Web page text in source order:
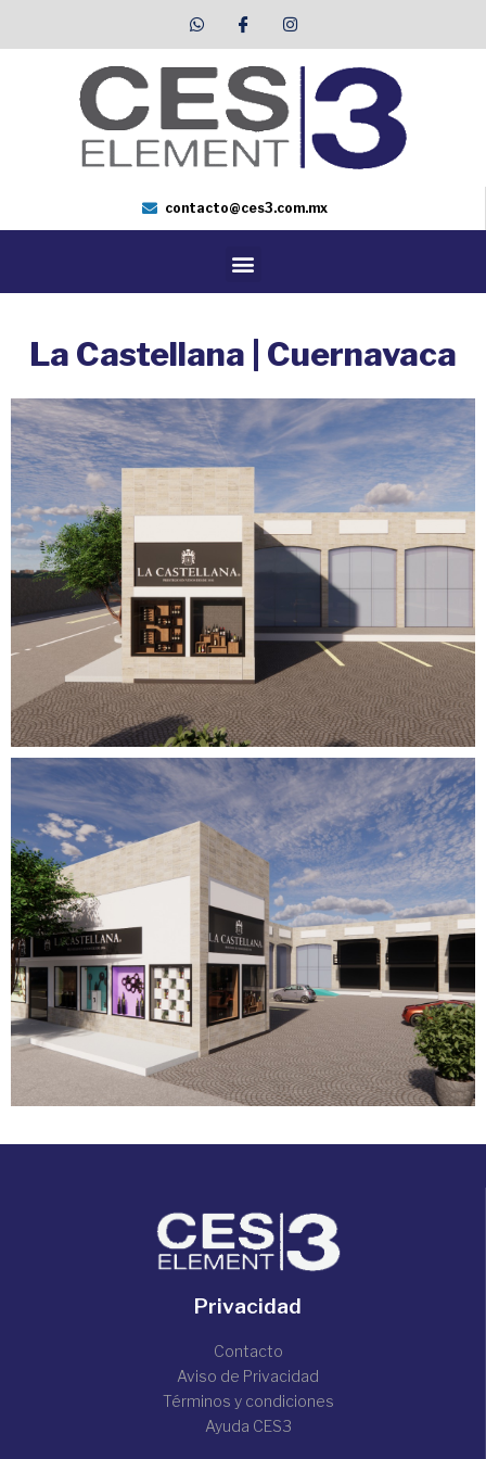
contacto@ces3.com.mx
La Castellana | Cuernavaca
Privacidad
Contacto
Aviso de Privacidad
Términos y condiciones
Ayuda CES3